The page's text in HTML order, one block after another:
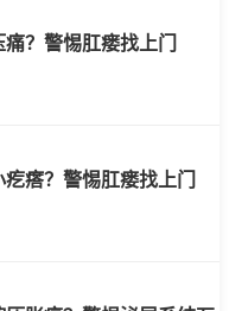
？警惕肛瘘找上门
瘩？警惕肛瘘找上门